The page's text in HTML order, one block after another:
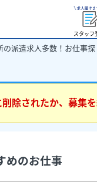
スタッフ
の派遣求人多数！お仕事
除されたか、募集を
めのお仕事